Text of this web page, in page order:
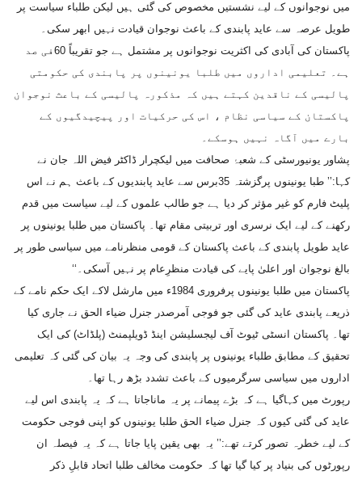
میں نوجوانوں کے لیے نشستیں مخصوص کی گئی ہیں لیکن طلباء سیاست پر
طویل عرصہ سے عاید پابندی کے باعث نوجوان قیادت نہیں ابھر سکی۔
پاکستان کی آبادی کی اکثریت نوجوانوں پر مشتمل ہے جو تقریباً 60فی صد
ہے۔ تعلیمی اداروں میں طلبا یونینوں پر پابندی کی حکومتی
پالیسی کے ناقدین کہتے ہیں کہ مذکورہ پالیسی کے باعث نوجوان
پاکستان کے سیاسی نظام ، اس کی حرکیات اور پیچیدگیوں کے
بارے میں آگاہ نہیں ہوسکے۔
پشاور یونیورسٹی کے شعبۂ صحافت میں لیکچرار ڈاکٹر فیض اللہ جان نے
کہا:’’ طبا یونینوں پرگزشتہ 35برس سے عاید پابندیوں کے باعث ہم نے اس
پلیٹ فارم کو غیر مؤثر کر دیا ہے جو طالب علموں کے لیے سیاست میں قدم
رکھنے کے لیے ایک نرسری اور تربیتی مقام تھا۔ پاکستان میں طلبا یونینوں پر
عاید طویل پابندی کے باعث پاکستان کے قومی منظرنامے میں سیاسی طور پر
بالغ نوجوان اور اعلیٰ پایے کی قیادت منظرِعام پر نہیں آسکی۔‘‘
پاکستان میں طلبا یونینوں پرفروری 1984ء میں مارشل لاکے ایک حکم نامے کے
ذریعے پابندی عاید کی گئی جو فوجی آمرصدر جنرل ضیاء الحق نے جاری کیا
تھا۔ پاکستان انسٹی ٹیوٹ آف لیجسلیشن اینڈ ڈویلپمنٹ (پلڈاٹ) کی ایک
تحقیق کے مطابق طلباء یونینوں پر پابندی کی وجہ یہ بیان کی گئی کہ تعلیمی
اداروں میں سیاسی سرگرمیوں کے باعث تشدد بڑھ رہا تھا۔
رپورٹ میں کہاگیا ہے کہ بڑے پیمانے پر یہ ماناجاتا ہے کہ یہ پابندی اس لیے
عاید کی گئی کیوں کہ جنرل ضیاء الحق طلبا یونینوں کو اپنی فوجی حکومت
کے لیے خطرہ تصور کرتے تھے:’’ یہ بھی یقین پایا جاتا ہے کہ یہ فیصلہ ان
رپورٹوں کی بنیاد پر کیا گیا تھا کہ حکومت مخالف طلبا اتحاد قابلِ ذکر